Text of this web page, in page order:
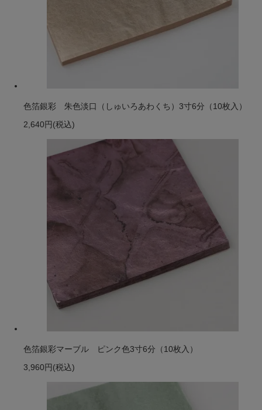
色箔銀彩 朱色淡口（しゅいろあわくち）3寸6分（10枚入）
2,640円 (税込)
色箔銀彩マーブル ピンク色3寸6分（10枚入）
3,960円 (税込)